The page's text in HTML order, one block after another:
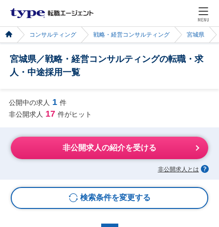
MENU
コンサルティング 戦略・経営コンサルティング 宮城県
宮城県／戦略・経営コンサルティングの転職・求
人・中途採用一覧
公開中の求人 1 件
非公開求人 17 件がヒット
非公開求人の紹介を受ける
非公開求人とは
検索条件を変更する